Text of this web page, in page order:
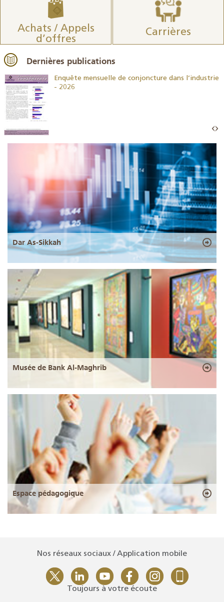
Achats / Appels
d’offres
Carrières
Dernières publications
Enquête mensuelle de conjoncture dans l’industrie
- 2026
Dar As-Sikkah
Musée de Bank Al-Maghrib
Espace pédagogique
Nos réseaux sociaux / Application mobile
Toujours à votre écoute